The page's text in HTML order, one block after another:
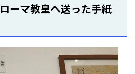
マ教皇へ送った手紙